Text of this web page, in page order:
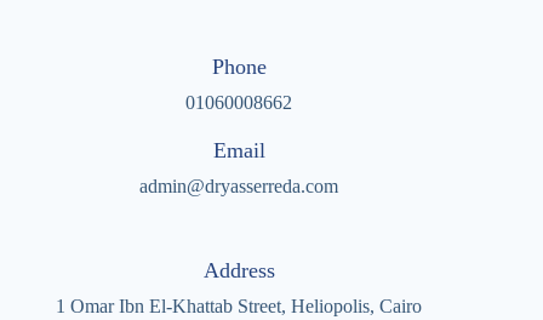
Phone
01060008662
Email
admin@dryasserreda.com
Address
1 Omar Ibn El-Khattab Street, Heliopolis, Cairo